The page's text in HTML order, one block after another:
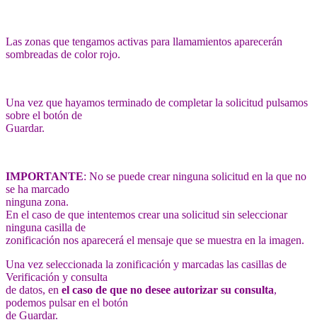
Las zonas que tengamos activas para llamamientos aparecerán
sombreadas de color rojo.
Una vez que hayamos terminado de completar la solicitud pulsamos
sobre el botón de
Guardar.
IMPORTANTE: No se puede crear ninguna solicitud en la que no
se ha marcado
ninguna zona.
En el caso de que intentemos crear una solicitud sin seleccionar
ninguna casilla de
zonificación nos aparecerá el mensaje que se muestra en la imagen.
Una vez seleccionada la zonificación y marcadas las casillas de
Verificación y consulta
de datos, en el caso de que no desee autorizar su consulta,
podemos pulsar en el botón
de Guardar.